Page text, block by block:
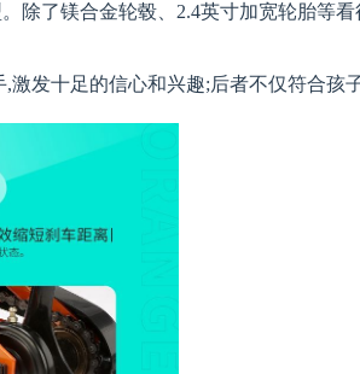
除了镁合金轮毂、2.4英寸加宽轮胎等
发十足的信心和兴趣;后者不仅符合孩